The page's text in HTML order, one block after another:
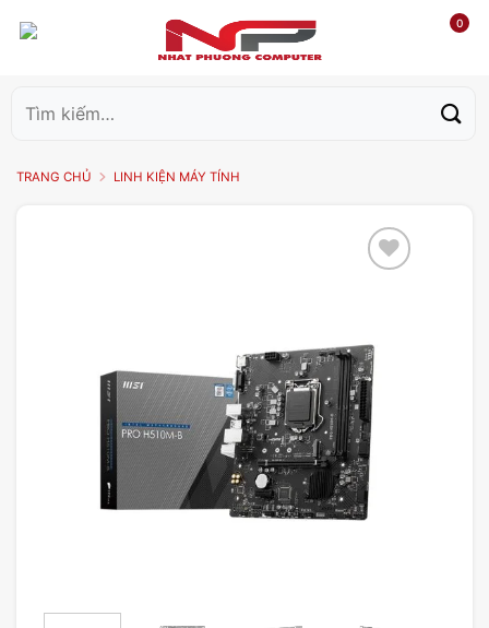
0
kiếm:
TRANG CHỦ LINH KIỆN MÁY TÍNH
wishlist